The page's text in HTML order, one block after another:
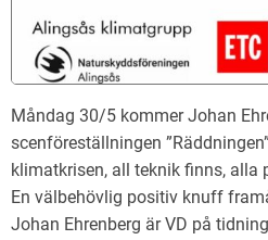
Måndag 30/5 kommer Johan
scenföreställningen
klimatkrisen, all teknik finns, alla
En välbehövlig positiv knuff
Johan Ehrenberg är VD på